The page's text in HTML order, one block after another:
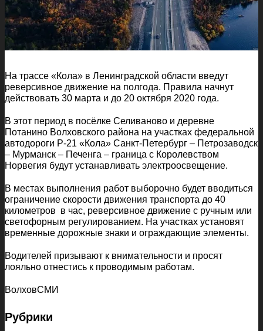
На трассе «Кола» в Ленинградской области введут
реверсивное движение на полгода. Правила начнут
действовать 30 марта и до 20 октября 2020 года.
В этот период в посёлке Селиваново и деревне
Потанино Волховского района на участках федеральной
автодороги Р-21 «Кола» Санкт-Петербург – Петрозаводск
– Мурманск – Печенга – граница с Королевством
Норвегия будут устанавливать электроосвещение.
В местах выполнения работ выборочно будет вводиться
ограничение скорости движения транспорта до 40
километров в час, реверсивное движение с ручным или
светофорным регулированием. На участках установят
временные дорожные знаки и ограждающие элементы.
Водителей призывают к внимательности и просят
лояльно отнестись к проводимым работам.
ВолховСМИ
Рубрики